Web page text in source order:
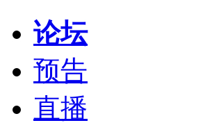
论坛
预告
直播